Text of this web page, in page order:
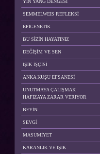
YIN YANG DENGESİ
SEMMELWEIS REFLEKSİ
EPİGENETİK
BU SİZİN HAYATINIZ
DEĞİŞİM VE SEN
IŞIK İŞÇİSİ
ANKA KUŞU EFSANESİ
UNUTMAYA ÇALIŞMAK
HAFIZAYA ZARAR VERIYOR
BEYİN
SEVGİ
MASUMİYET
KARANLIK VE IŞIK